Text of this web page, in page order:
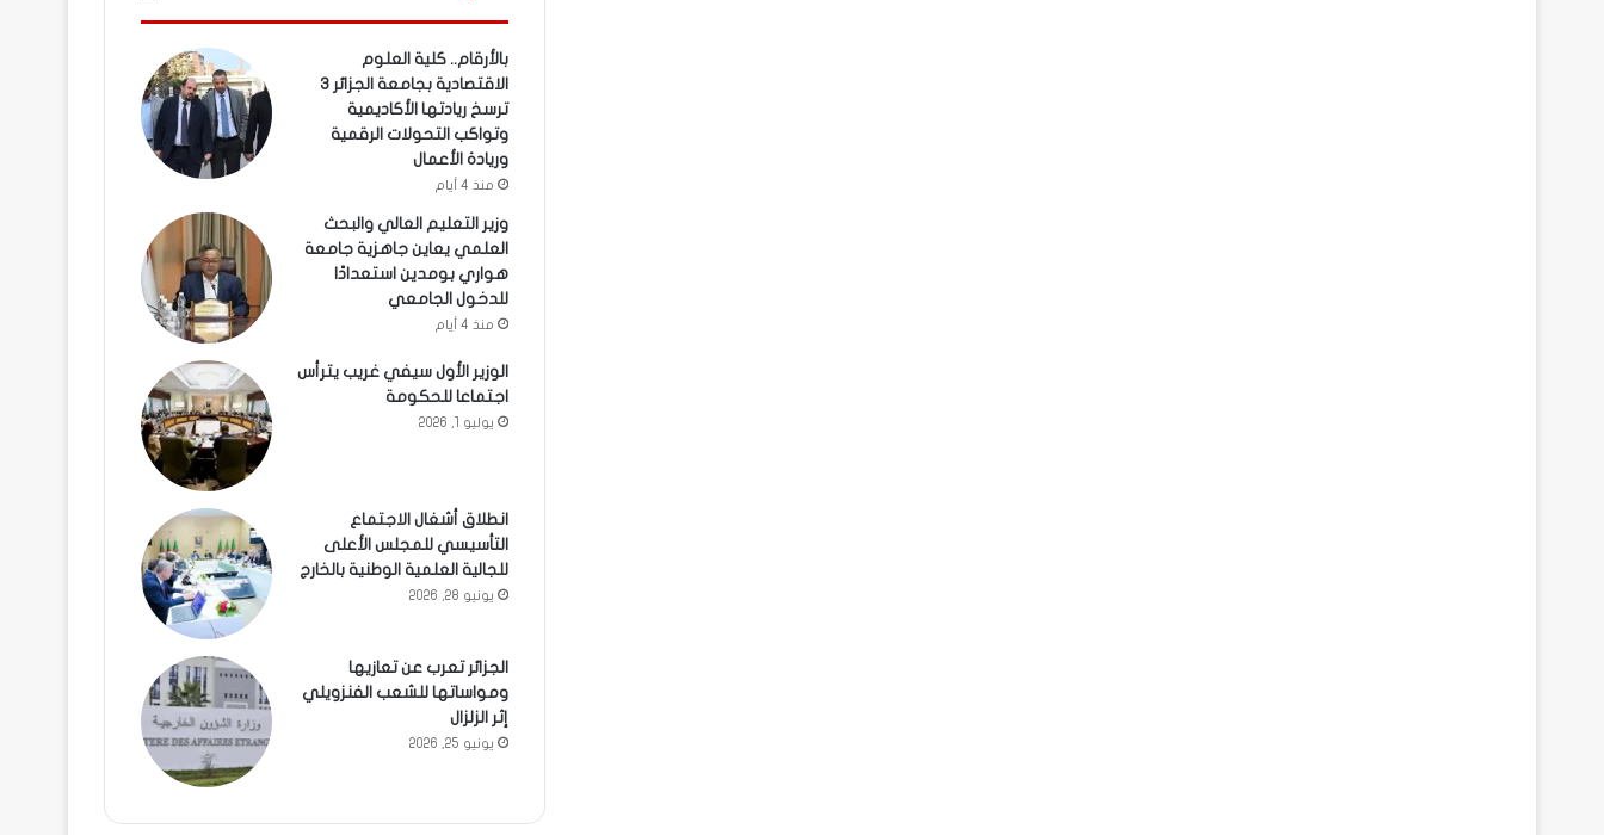
بالأرقام.. كلية العلوم
الاقتصادية بجامعة الجزائر 3
ترسخ ريادتها الأكاديمية
وتواكب التحولات الرقمية
وريادة الأعمال
منذ 4 أيام
وزير التعليم العالي والبحث
العلمي يعاين جاهزية جامعة
هواري بومدين استعدادًا
للدخول الجامعي
منذ 4 أيام
الوزير الأول سيفي غريب يترأس
اجتماعا للحكومة
يوليو 1, 2026
انطلاق أشغال الاجتماع
التأسيسي للمجلس الأعلى
للجالية العلمية الوطنية بالخارج
يونيو 28, 2026
الجزائر تعرب عن تعازيها
ومواساتها للشعب الفنزويلي
إثر الزلزال
يونيو 25, 2026